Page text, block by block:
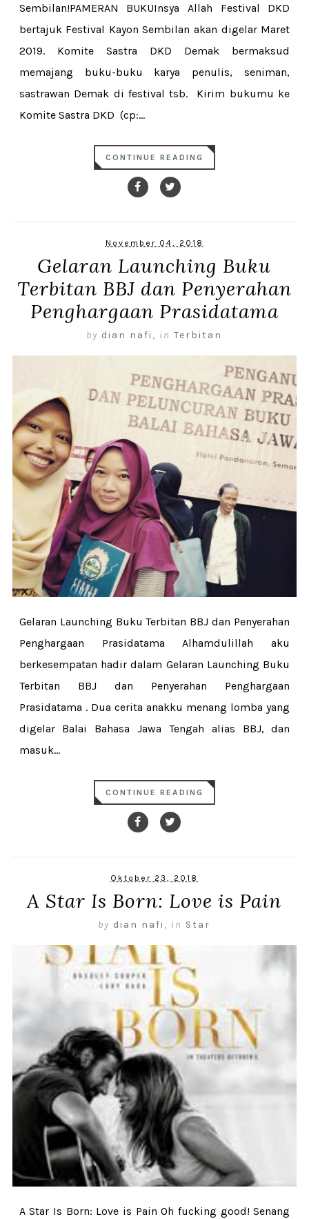
Sembilan!PAMERAN BUKUInsya Allah Festival DKD
bertajuk Festival Kayon Sembilan akan digelar Maret
2019. Komite Sastra DKD Demak bermaksud
memajang buku-buku karya penulis, seniman,
sastrawan Demak di festival tsb. Kirim bukumu ke
Komite Sastra DKD (cp:...
CONTINUE READING
November 04, 2018
Gelaran Launching Buku
Terbitan BBJ dan Penyerahan
Penghargaan Prasidatama
by dian nafi , in Terbitan
Gelaran Launching Buku Terbitan BBJ dan Penyerahan
Penghargaan Prasidatama Alhamdulillah aku
berkesempatan hadir dalam Gelaran Launching Buku
Terbitan BBJ dan Penyerahan Penghargaan
Prasidatama . Dua cerita anakku menang lomba yang
digelar Balai Bahasa Jawa Tengah alias BBJ, dan
masuk...
CONTINUE READING
Oktober 23, 2018
A Star Is Born: Love is Pain
by dian nafi , in Star
A Star Is Born: Love is Pain Oh fucking good! Senang